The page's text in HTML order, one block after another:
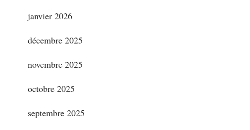
janvier 2026
décembre 2025
novembre 2025
octobre 2025
septembre 2025